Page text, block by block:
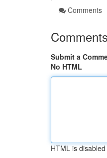
Comments
Comments
Submit a
No HTML
HTML is disabled